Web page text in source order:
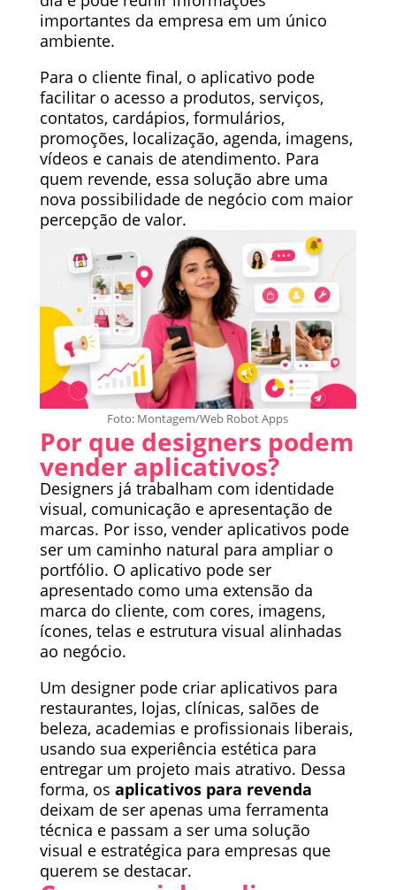
importantes da empresa em um único
ambiente.
Para o cliente final, o aplicativo pode
facilitar o acesso a produtos, serviços,
contatos, cardápios, formulários,
promoções, localização, agenda, imagens,
vídeos e canais de atendimento. Para
quem revende, essa solução abre uma
nova possibilidade de negócio com maior
percepção de valor.
Foto: Montagem/Web Robot Apps
Por que designers podem
vender aplicativos?
Designers já trabalham com identidade
visual, comunicação e apresentação de
marcas. Por isso, vender aplicativos pode
ser um caminho natural para ampliar o
portfólio. O aplicativo pode ser
apresentado como uma extensão da
marca do cliente, com cores, imagens,
ícones, telas e estrutura visual alinhadas
ao negócio.
Um designer pode criar aplicativos para
restaurantes, lojas, clínicas, salões de
beleza, academias e profissionais liberais,
usando sua experiência estética para
entregar um projeto mais atrativo. Dessa
forma, os aplicativos para revenda
deixam de ser apenas uma ferramenta
técnica e passam a ser uma solução
visual e estratégica para empresas que
querem se destacar.